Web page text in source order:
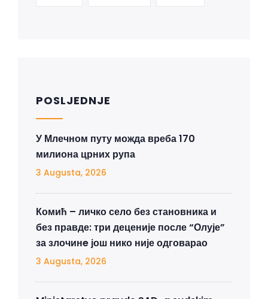
POSLJEDNJE
У Млечном путу можда вреба 170
милиона црних рупа
3 Augusta, 2026
Комић – личко село без становника и
без правде: три деценије после “Олује”
за злочинe још нико није одговарао
3 Augusta, 2026